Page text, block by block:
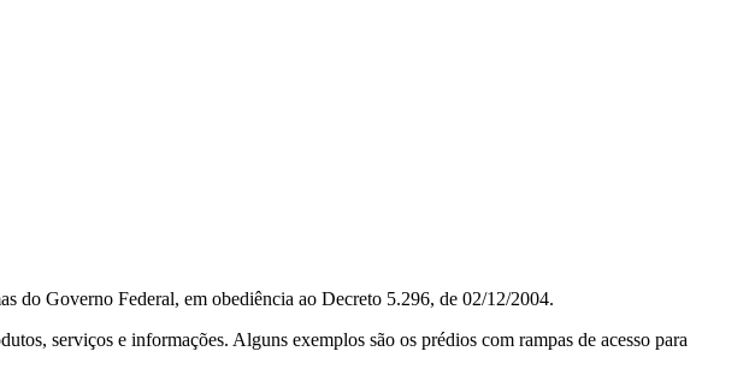
do Governo Federal, em obediência ao Decreto 5.296, de 02/12/2004.
serviços e informações. Alguns exemplos são os prédios com rampas de acesso para